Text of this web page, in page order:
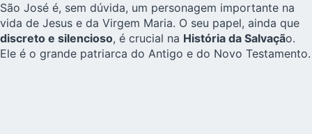
São José é, sem dúvida, um personagem importante na
vida de Jesus e da Virgem Maria. O seu papel, ainda que
discreto e silencioso, é crucial na História da Salvação.
Ele é o grande patriarca do Antigo e do Novo Testamento.